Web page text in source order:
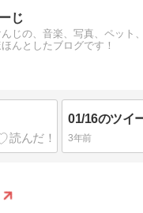
じ
じの、音楽、写真、ペット
んとしたブログです！
01/16のツイ
3年前